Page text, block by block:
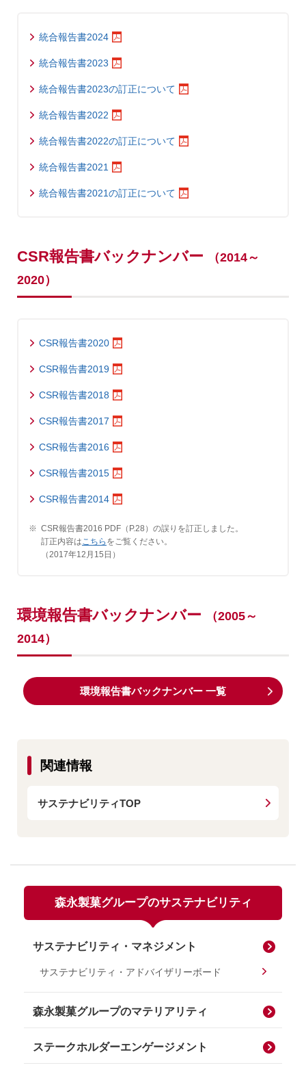
統合報告書2024
統合報告書2023
統合報告書2023の訂正について
統合報告書2022
統合報告書2022の訂正について
統合報告書2021
統合報告書2021の訂正について
CSR報告書バックナンバー
（2014～
2020）
CSR報告書2020
CSR報告書2019
CSR報告書2018
CSR報告書2017
CSR報告書2016
CSR報告書2015
CSR報告書2014
※ CSR報告書2016 PDF（P.28）の誤りを訂正しました。
訂正内容はこちら をご覧ください。
（2017年12月15日）
環境報告書バックナンバー
（2005～
2014）
環境報告書バックナンバー 一覧
関連情報
サステナビリティTOP
森永製菓グループのサステナビリティ
サステナビリティ・マネジメント
サステナビリティ・アドバイザリーボード
森永製菓グループのマテリアリティ
ステークホルダーエンゲージメント